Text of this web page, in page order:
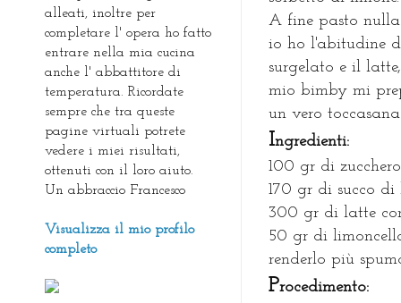
A fine pasto
io ho l'abitudine
surgelato e il
mio bimby mi
un vero
Ingredienti:
100 gr di
170 gr di succo
300 gr di latte
50 gr di
renderlo più
Procedimento:
alleati, inoltre per
completare l' opera ho fatto
entrare nella mia cucina
anche l' abbattitore di
temperatura. Ricordate
sempre che tra queste
pagine virtuali potrete
vedere i miei risultati,
ottenuti con il loro aiuto.
Un abbraccio Francesco
Visualizza il mio profilo
completo